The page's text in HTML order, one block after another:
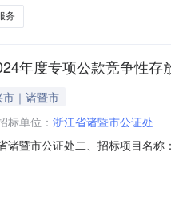
务
年度专项公款竞争性存
｜诸暨市
标单位： 浙江省诸暨市公证处
诸暨市公证处二、招标项目名
月序号投标银行中标存款额（